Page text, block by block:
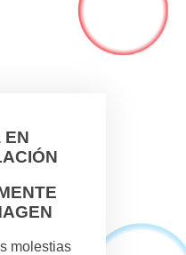
EN
molestias